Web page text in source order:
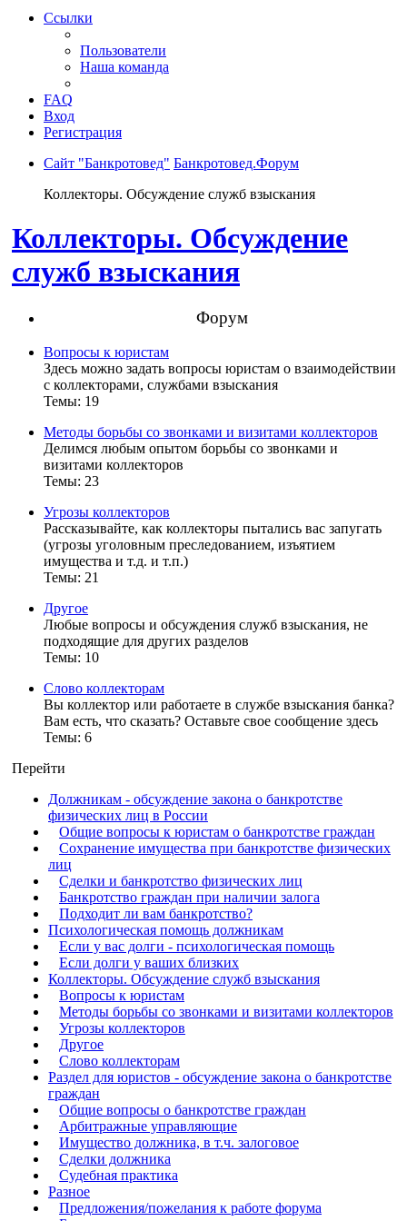
Ссылки
Пользователи
Наша команда
FAQ
Вход
Регистрация
Сайт "Банкротовед" Банкротовед.Форум
Коллекторы. Обсуждение служб взыскания
Коллекторы. Обсуждение
служб взыскания
Форум
Вопросы к юристам
Здесь можно задать вопросы юристам о взаимодействии
с коллекторами, службами взыскания
Темы: 19
Методы борьбы со звонками и визитами коллекторов
Делимся любым опытом борьбы со звонками и
визитами коллекторов
Темы: 23
Угрозы коллекторов
Рассказывайте, как коллекторы пытались вас запугать
(угрозы уголовным преследованием, изъятием
имущества и т.д. и т.п.)
Темы: 21
Другое
Любые вопросы и обсуждения служб взыскания, не
подходящие для других разделов
Темы: 10
Слово коллекторам
Вы коллектор или работаете в службе взыскания банка?
Вам есть, что сказать? Оставьте свое сообщение здесь
Темы: 6
Перейти
Должникам - обсуждение закона о банкротстве
физических лиц в России
Общие вопросы к юристам о банкротстве граждан
Сохранение имущества при банкротстве физических
лиц
Сделки и банкротство физических лиц
Банкротство граждан при наличии залога
Подходит ли вам банкротство?
Психологическая помощь должникам
Если у вас долги - психологическая помощь
Если долги у ваших близких
Коллекторы. Обсуждение служб взыскания
Вопросы к юристам
Методы борьбы со звонками и визитами коллекторов
Угрозы коллекторов
Другое
Слово коллекторам
Раздел для юристов - обсуждение закона о банкротстве
граждан
Общие вопросы о банкротстве граждан
Арбитражные управляющие
Имущество должника, в т.ч. залоговое
Сделки должника
Судебная практика
Разное
Предложения/пожелания к работе форума